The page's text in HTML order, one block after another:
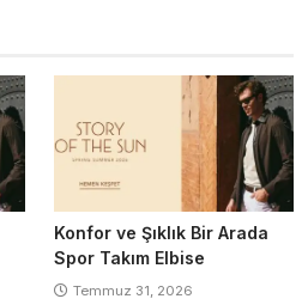
Konfor ve Şıklık Bir Arada
Spor Takım Elbise
Temmuz 31, 2026